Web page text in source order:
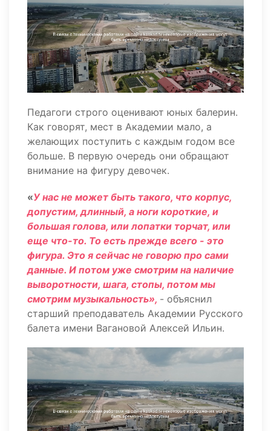
Педагоги строго оценивают юных балерин.
Как говорят, мест в Академии мало, а
желающих поступить с каждым годом все
больше. В первую очередь они обращают
внимание на фигуру девочек.
«У нас не может быть такого, что корпус,
допустим, длинный, а ноги короткие, и
большая голова, или лопатки торчат, или
еще что-то. То есть прежде всего - это
фигура. Это я сейчас не говорю про сами
данные. И потом уже смотрим на наличие
выворотности, шага, стопы, потом мы
смотрим музыкальность», - объяснил
старший преподаватель Академии Русского
балета имени Вагановой Алексей Ильин.